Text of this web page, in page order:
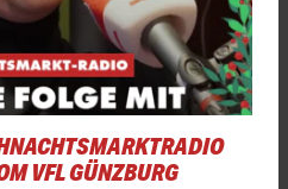
VFL GÜNZBURG